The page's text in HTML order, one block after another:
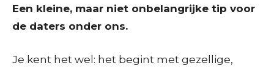
Een kleine, maar niet onbelangrijke tip voor
de daters onder ons.
Je kent het wel: het begint met gezellige,